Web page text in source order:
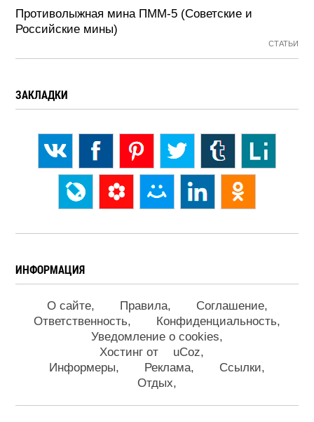
Противолыжная мина ПММ-5 (Советские и
Российские мины)
СТАТЬИ
ЗАКЛАДКИ
ИНФОРМАЦИЯ
О сайте Правила
Соглашение
Ответственность
Конфиденциальность
Уведомление о cookies
Хостинг от
uCoz
Информеры
Реклама
Ссылки
Отдых